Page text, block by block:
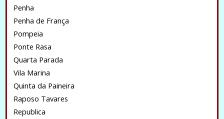
Penha
Penha de França
Pompeia
Ponte Rasa
Quarta Parada
Vila Marina
Quinta da Paineira
Raposo Tavares
Republica